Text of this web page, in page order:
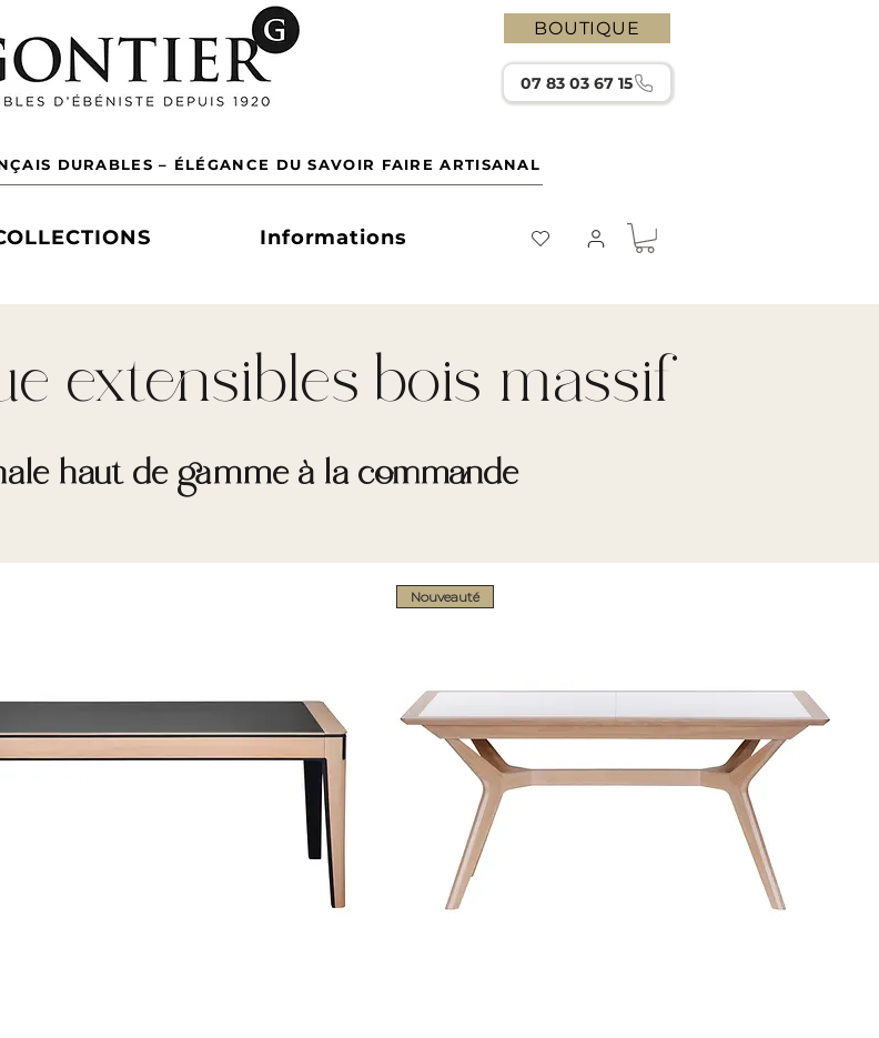
BOUTIQUE
07 83 03 67 15
DURABLES – ÉLÉGANCE DU SAVOIR FAIRE ARTISANAL
Informations
extensibles bois massif
haut de gamme à la commande
Nouveauté